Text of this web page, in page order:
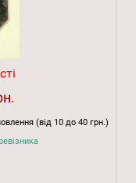
(від 10 до 40 грн.)